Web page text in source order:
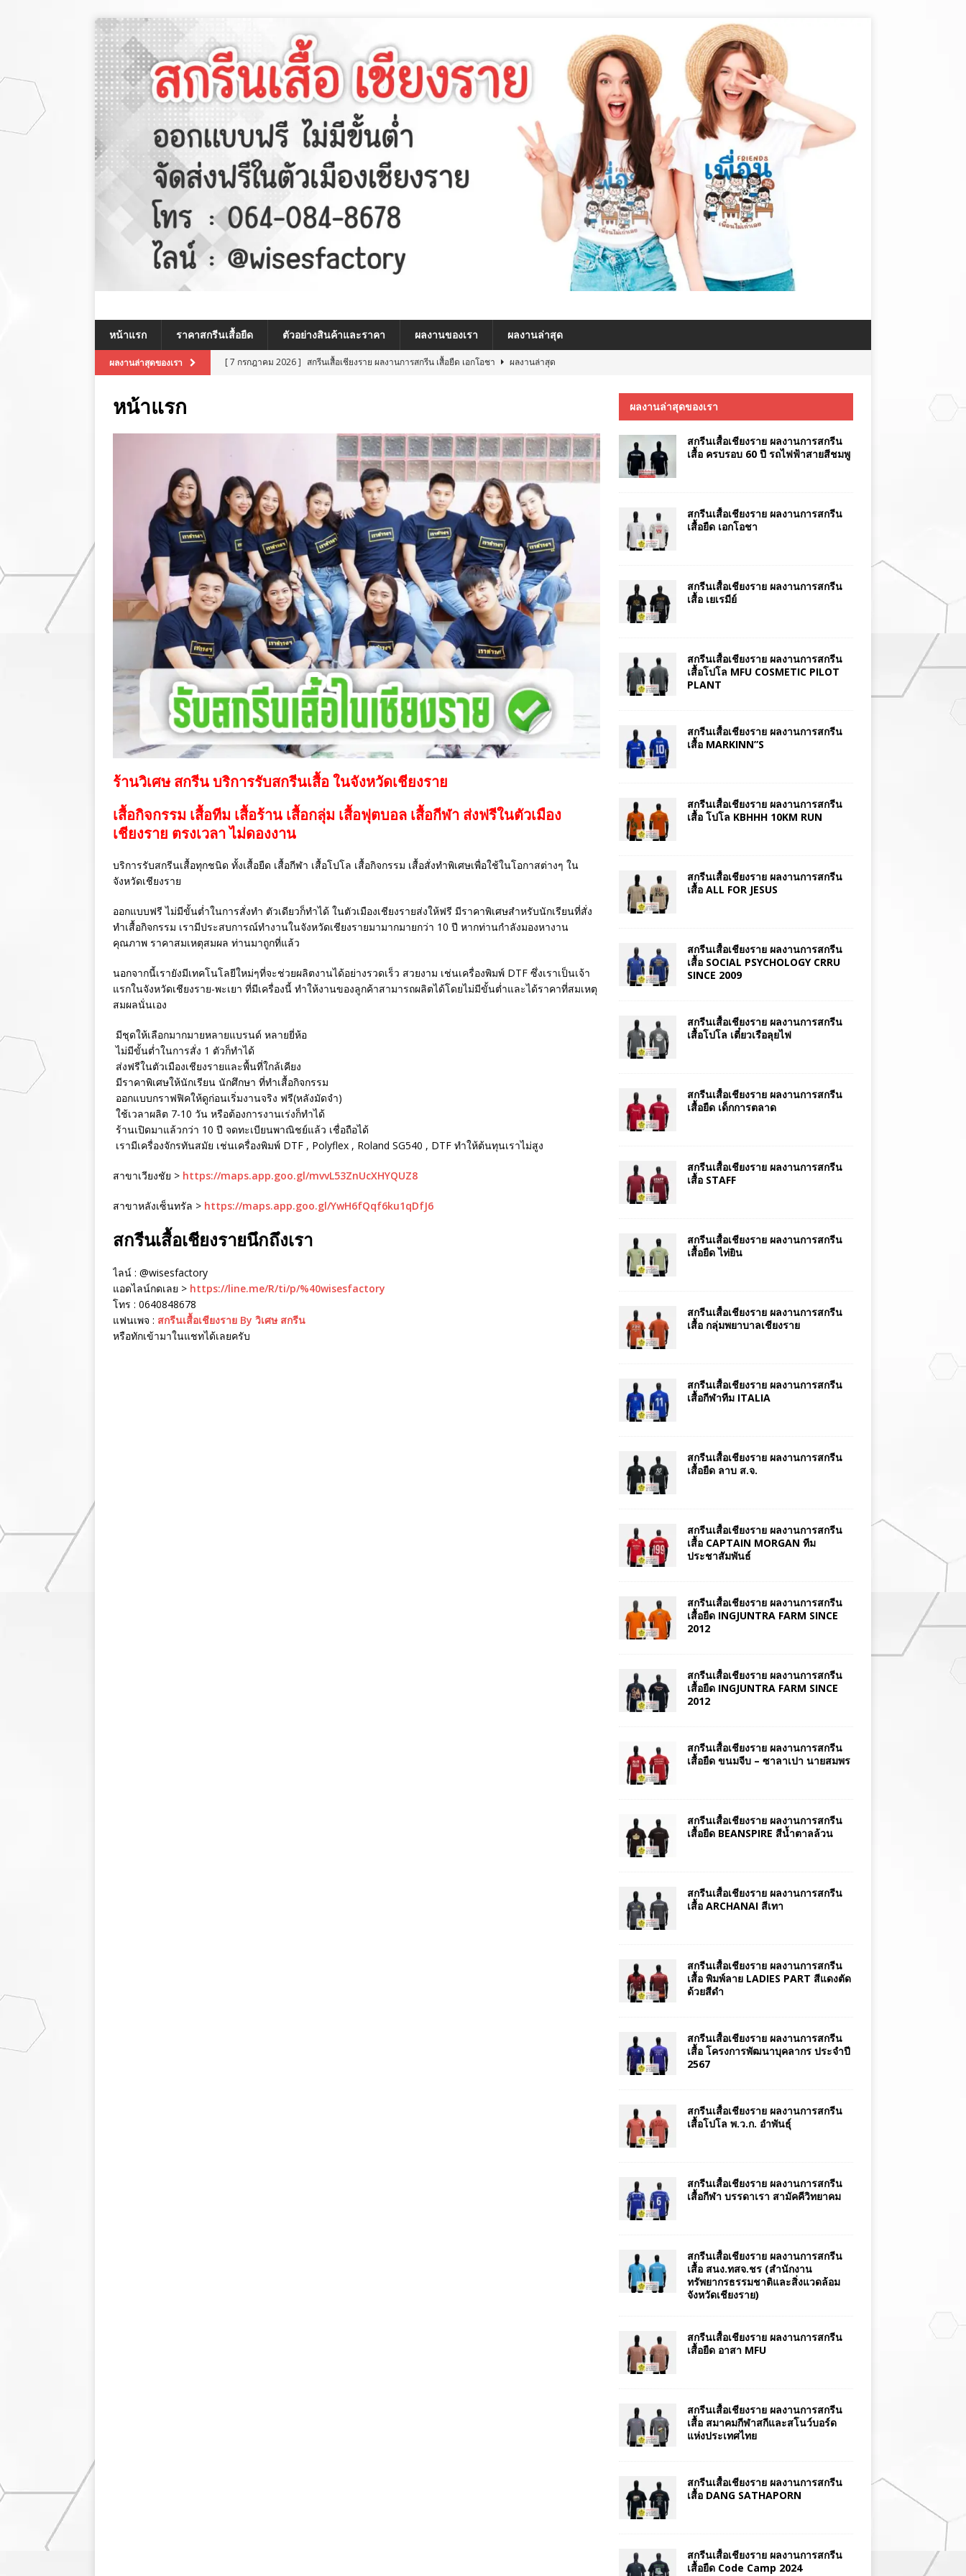
หน้าแรก ราคาสกรีนเสื้อยืด ตัวอย่างสินค้าและราคา ผลงานของเรา ผลงานล่าสุด
ผลงานล่าสุดของเรา [ 7 กรกฎาคม 2026 ] สกรีนเสื้อเชียงราย ผลงานการสกรีน เสื้อยืด เอกโอชา
ผลงานล่าสุด
ผลงานล่าสุด
สกรีนเสื้อเชียงราย ผลงานการสกรีน เสื้อ MARKINN”S
ผลงานล่าสุด
[ 8 กรกฎาคม 2026 ]
สกรีนเสื้อเชียงราย ผลงานการสกรีนเสื้อ ครบรอบ 60 ปี รถไฟฟ้าสายสีชมพู
ผลงานล่าสุด
หน้าแรก
ร้านวิเศษ สกรีน บริการรับสกรีนเสื้อ ในจังหวัดเชียงราย
เสื้อกิจกรรม เสื้อทีม เสื้อร้าน เสื้อกลุ่ม เสื้อฟุตบอล เสื้อกีฬา ส่งฟรีในตัวเมือง
เชียงราย ตรงเวลา ไม่ดองงาน
บริการรับสกรีนเสื้อทุกชนิด ทั้งเสื้อยืด เสื้อกีฬา เสื้อโปโล เสื้อกิจกรรม เสื้อสั่งทำพิเศษเพื่อใช้ในโอกาสต่างๆ ใน
จังหวัดเชียงราย
ออกแบบฟรี ไม่มีขั้นต่ำในการสั่งทำ ตัวเดียวก็ทำได้ ในตัวเมืองเชียงรายส่งให้ฟรี มีราคาพิเศษสำหรับนักเรียนที่สั่ง
ทำเสื้อกิจกรรม เรามีประสบการณ์ทำงานในจังหวัดเชียงรายมามากมายกว่า 10 ปี หากท่านกำลังมองหางาน
คุณภาพ ราคาสมเหตุสมผล ท่านมาถูกที่แล้ว
นอกจากนี้เรายังมีเทคโนโลยีใหม่ๆที่จะช่วยผลิตงานได้อย่างรวดเร็ว สวยงาม เช่นเครื่องพิมพ์ DTF ซึ่งเราเป็นเจ้า
แรกในจังหวัดเชียงราย-พะเยา ที่มีเครื่องนี้ ทำให้งานของลูกค้าสามารถผลิตได้โดยไม่มีขั้นต่ำและได้ราคาที่สมเหตุ
สมผลนั่นเอง
มีชุดให้เลือกมากมายหลายแบรนด์ หลายยี่ห้อ
ไม่มีขั้นต่ำในการสั่ง 1 ตัวก็ทำได้
ส่งฟรีในตัวเมืองเชียงรายและพื้นที่ใกล้เคียง
มีราคาพิเศษให้นักเรียน นักศึกษา ที่ทำเสื้อกิจกรรม
ออกแบบกราฟฟิคให้ดูก่อนเริ่มงานจริง ฟรี(หลังมัดจำ)
ใช้เวลาผลิต 7-10 วัน หรือต้องการงานเร่งก็ทำได้
ร้านเปิดมาแล้วกว่า 10 ปี จดทะเบียนพาณิชย์แล้ว เชื่อถือได้
เรามีเครื่องจักรทันสมัย เช่นเครื่องพิมพ์ DTF , Polyflex , Roland SG540 , DTF ทำให้ต้นทุนเราไม่สูง
สาขาเวียงชัย > https://maps.app.goo.gl/mvvL53ZnUcXHYQUZ8
สาขาหลังเซ็นทรัล > https://maps.app.goo.gl/YwH6fQqf6ku1qDfJ6
สกรีนเสื้อเชียงรายนึกถึงเรา
ไลน์ : @wisesfactory
แอดไลน์กดเลย > https://line.me/R/ti/p/%40wisesfactory
โทร : 0640848678
แฟนเพจ : สกรีนเสื้อเชียงราย By วิเศษ สกรีน
หรือทักเข้ามาในแชทได้เลยครับ
ผลงานล่าสุดของเรา
สกรีนเสื้อเชียงราย ผลงานการสกรีน
เสื้อ ครบรอบ 60 ปี รถไฟฟ้าสายสีชมพู
สกรีนเสื้อเชียงราย ผลงานการสกรีน
เสื้อยืด เอกโอชา
สกรีนเสื้อเชียงราย ผลงานการสกรีน
เสื้อ เยเรมีย์
สกรีนเสื้อเชียงราย ผลงานการสกรีน
เสื้อโปโล MFU COSMETIC PILOT
PLANT
สกรีนเสื้อเชียงราย ผลงานการสกรีน
เสื้อ MARKINN”S
สกรีนเสื้อเชียงราย ผลงานการสกรีน
เสื้อ โปโล KBHHH 10KM RUN
สกรีนเสื้อเชียงราย ผลงานการสกรีน
เสื้อ ALL FOR JESUS
สกรีนเสื้อเชียงราย ผลงานการสกรีน
เสื้อ SOCIAL PSYCHOLOGY CRRU
SINCE 2009
สกรีนเสื้อเชียงราย ผลงานการสกรีน
เสื้อโปโล เตี๋ยวเรือลุยไฟ
สกรีนเสื้อเชียงราย ผลงานการสกรีน
เสื้อยืด เด็กการตลาด
สกรีนเสื้อเชียงราย ผลงานการสกรีน
เสื้อ STAFF
สกรีนเสื้อเชียงราย ผลงานการสกรีน
เสื้อยืด ไท่ยิน
สกรีนเสื้อเชียงราย ผลงานการสกรีน
เสื้อ กลุ่มพยาบาลเชียงราย
สกรีนเสื้อเชียงราย ผลงานการสกรีน
เสื้อกีฬาทีม ITALIA
สกรีนเสื้อเชียงราย ผลงานการสกรีน
เสื้อยืด ลาบ ส.จ.
สกรีนเสื้อเชียงราย ผลงานการสกรีน
เสื้อ CAPTAIN MORGAN ทีม
ประชาสัมพันธ์
สกรีนเสื้อเชียงราย ผลงานการสกรีน
เสื้อยืด INGJUNTRA FARM SINCE
2012
สกรีนเสื้อเชียงราย ผลงานการสกรีน
เสื้อยืด INGJUNTRA FARM SINCE
2012
สกรีนเสื้อเชียงราย ผลงานการสกรีน
เสื้อยืด ขนมจีบ – ซาลาเปา นายสมพร
สกรีนเสื้อเชียงราย ผลงานการสกรีน
เสื้อยืด BEANSPIRE สีน้ำตาลล้วน
สกรีนเสื้อเชียงราย ผลงานการสกรีน
เสื้อ ARCHANAI สีเทา
สกรีนเสื้อเชียงราย ผลงานการสกรีน
เสื้อ พิมพ์ลาย LADIES PART สีแดงตัด
ด้วยสีดำ
สกรีนเสื้อเชียงราย ผลงานการสกรีน
เสื้อ โครงการพัฒนาบุคลากร ประจำปี
2567
สกรีนเสื้อเชียงราย ผลงานการสกรีน
เสื้อโปโล พ.ว.ก. อำพันธุ์
สกรีนเสื้อเชียงราย ผลงานการสกรีน
เสื้อกีฬา บรรดาเรา สามัคคีวิทยาคม
สกรีนเสื้อเชียงราย ผลงานการสกรีน
เสื้อ สนง.ทสจ.ชร (สำนักงาน
ทรัพยากรธรรมชาติและสิ่งแวดล้อม
จังหวัดเชียงราย)
สกรีนเสื้อเชียงราย ผลงานการสกรีน
เสื้อยืด อาสา MFU
สกรีนเสื้อเชียงราย ผลงานการสกรีน
เสื้อ สมาคมกีฬาสกีและสโนว์บอร์ด
แห่งประเทศไทย
สกรีนเสื้อเชียงราย ผลงานการสกรีน
เสื้อ DANG SATHAPORN
สกรีนเสื้อเชียงราย ผลงานการสกรีน
เสื้อยืด Code Camp 2024